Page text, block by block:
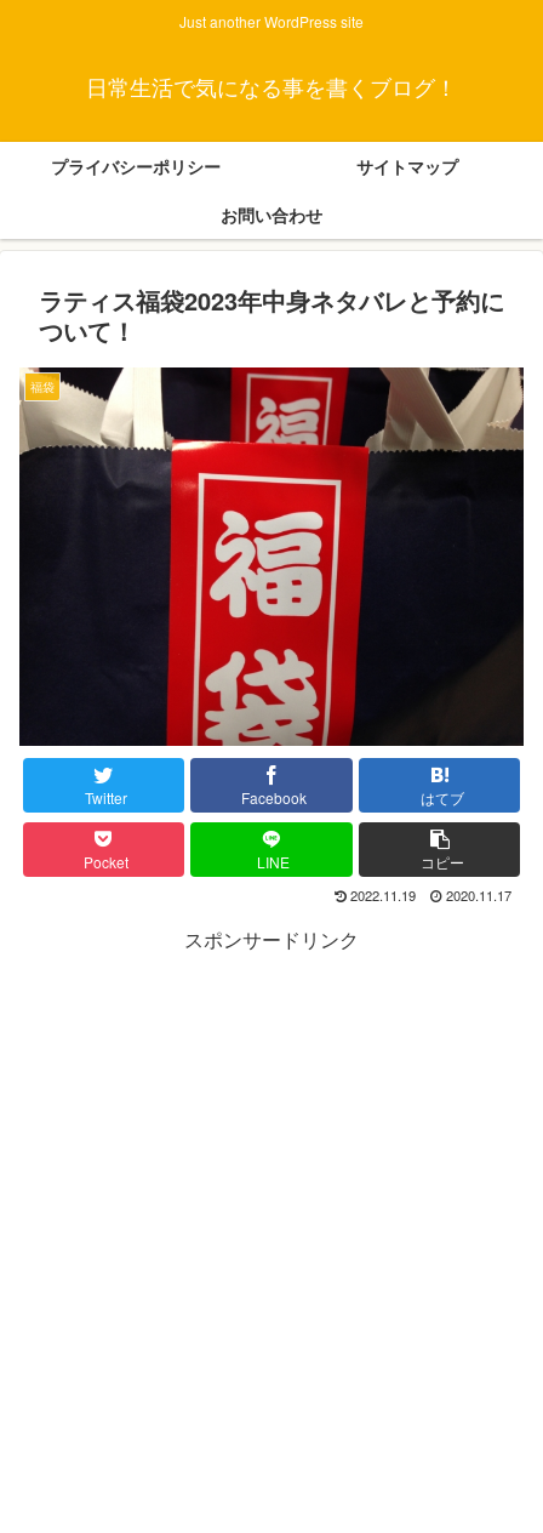
Just another WordPress site
日常生活で気になる事を書くブログ！
プライバシーポリシー
サイトマップ
お問い合わせ
ラティス福袋2023年中身ネタバレと予約に
ついて！
福袋
Twitter Facebook はてブ
Pocket LINE コピー
2022.11.19 2020.11.17
スポンサードリンク